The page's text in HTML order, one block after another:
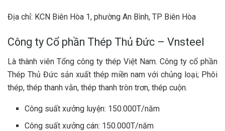
Địa chỉ: KCN Biên Hòa 1, phường An Bình, TP Biên Hòa
Công ty Cổ phần Thép Thủ Đức – Vnsteel
Là thành viên Tổng công ty thép Việt Nam. Công ty cổ phần
Thép Thủ Đức sản xuất thép miền nam với chủng loại; Phôi
thép, thép thanh vằn, thép thanh tròn trơn, thép cuộn.
Công suất xưởng luyện: 150.000T/năm
Công suất xưởng cán: 150.000T/năm